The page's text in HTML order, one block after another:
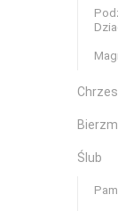
Ślub